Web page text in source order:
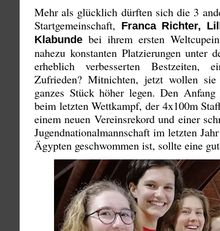
Mehr als glücklich dürften sich die 3
Startgemeinschaft, Franca Richter,
Klabunde bei ihrem ersten
nahezu konstanten Platzierungen unter
erheblich verbesserten Bestzeiten,
Zufrieden? Mitnichten, jetzt wollen
ganzes Stück höher legen. Den
beim letzten Wettkampf, der 4x100m
einem neuen Vereinsrekord und einer
Jugendnationalmannschaft im letzten
Ägypten geschwommen ist, sollte eine